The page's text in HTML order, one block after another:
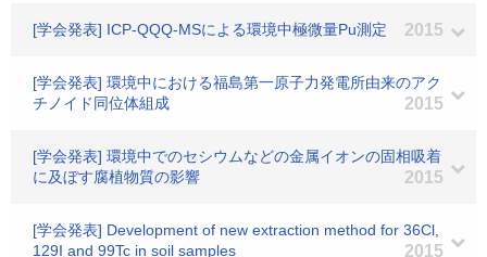
[学会発表] ICP-QQQ-MSによる環境中極微量Pu測定 2015
[学会発表] 環境中における福島第一原子力発電所由来のアク
チノイド同位体組成
2015
[学会発表] 環境中でのセシウムなどの金属イオンの固相吸着
に及ぼす腐植物質の影響
2015
[学会発表] Development of new extraction method for 36Cl,
129I and 99Tc in soil samples
2015